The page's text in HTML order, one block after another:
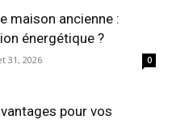
maison ancienne :
énergétique ?
31, 2026 0
pour vos